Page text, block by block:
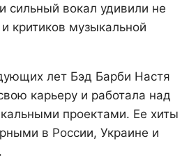
сильный вокал удивили не
критиков музыкальной
лет Бэд Барби Настя
карьеру и работала над
проектами. Ее хиты
в России, Украине и